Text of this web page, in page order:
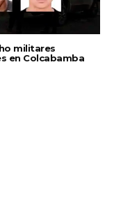
militares
en Colcabamba